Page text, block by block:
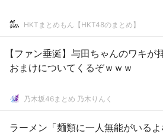
HKTまとめもん【HKT48のまとめ】
【ファン垂涎】与田ちゃんのワキが
おまけについてくるぞｗｗｗ
乃木坂46まとめ 乃木りんく
ラーメン「麺類に一人無能がいる